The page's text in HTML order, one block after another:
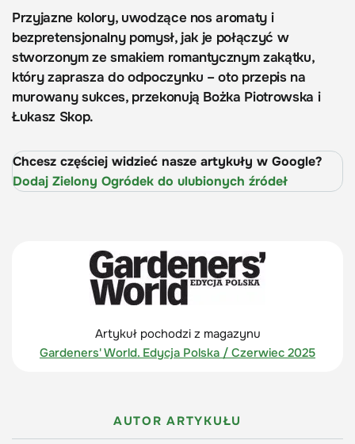
Przyjazne kolory, uwodzące nos aromaty i
bezpretensjonalny pomysł, jak je połączyć w
stworzonym ze smakiem romantycznym zakątku,
który zaprasza do odpoczynku – oto przepis na
murowany sukces, przekonują Bożka Piotrowska i
Łukasz Skop.
Chcesz częściej widzieć nasze artykuły w Google?
Dodaj Zielony Ogródek do ulubionych źródeł
Artykuł pochodzi z magazynu
Gardeners' World. Edycja Polska / Czerwiec 2025
AUTOR ARTYKUŁU